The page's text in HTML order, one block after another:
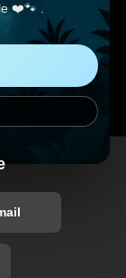
❤️🐾 .